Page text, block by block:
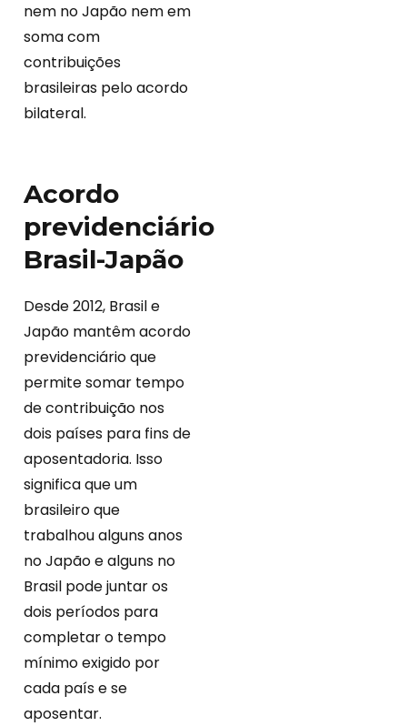
nem no Japão nem em
soma com
contribuições
brasileiras pelo acordo
bilateral.
Acordo
previdenciário
Brasil-Japão
Desde 2012, Brasil e
Japão mantêm acordo
previdenciário que
permite somar tempo
de contribuição nos
dois países para fins de
aposentadoria. Isso
significa que um
brasileiro que
trabalhou alguns anos
no Japão e alguns no
Brasil pode juntar os
dois períodos para
completar o tempo
mínimo exigido por
cada país e se
aposentar.